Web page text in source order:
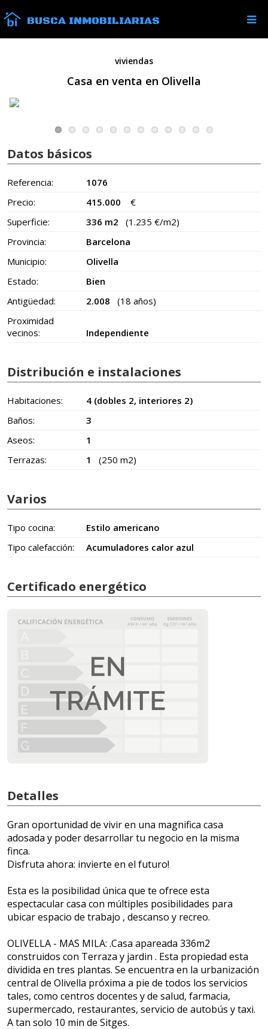
BUSCA INMOBILIARIAS
viviendas
Casa en venta en Olivella
Datos básicos
Referencia:
1076
Precio:
415.000
€
Superficie:
336 m2
(1.235 €/m2)
Provincia:
Barcelona
Municipio:
Olivella
Estado:
Bien
Antigüedad:
2.008
(18 años)
Proximidad
vecinos:
Independiente
Distribución e instalaciones
Habitaciones:
4 (dobles 2, interiores 2)
Baños:
3
Aseos:
1
Terrazas:
1 (250 m2)
Varios
Tipo cocina:
Estilo americano
Tipo calefacción:
Acumuladores calor azul
Certificado energético
Detalles
Gran oportunidad de vivir en una magnifica casa
adosada y poder desarrollar tu negocio en la misma
finca.
Disfruta ahora: invierte en el futuro!
Esta es la posibilidad única que te ofrece esta
espectacular casa con múltiples posibilidades para
ubicar espacio de trabajo , descanso y recreo.
OLIVELLA - MAS MILA: .Casa apareada 336m2
construidos con Terraza y jardin . Esta propiedad esta
dividida en tres plantas. Se encuentra en la urbanización
central de Olivella próxima a pie de todos los servicios
tales, como centros docentes y de salud, farmacia,
supermercado, restaurantes, servicio de autobús y taxi.
A tan solo 10 min de Sitges.